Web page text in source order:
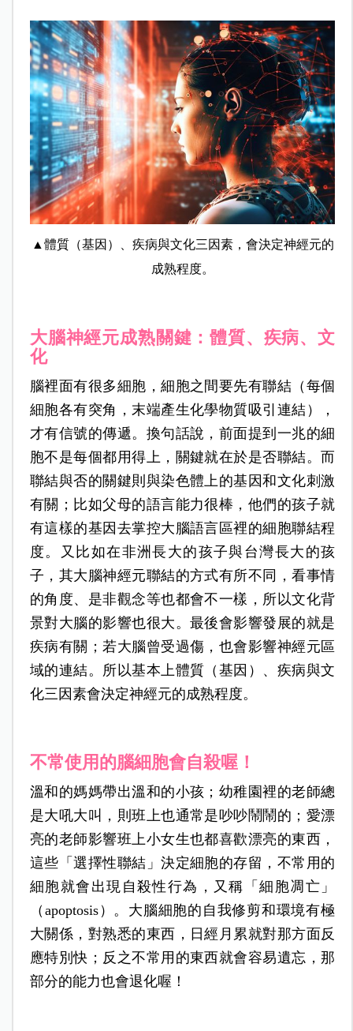
▲體質（基因）、疾病與文化三因素，會決定神經元的
成熟程度。
大腦神經元成熟關鍵：體質、疾病、文
化
腦裡面有很多細胞，細胞之間要先有聯結（每個
細胞各有突角，末端產生化學物質吸引連結），
才有信號的傳遞。換句話說，前面提到一兆的細
胞不是每個都用得上，關鍵就在於是否聯結。而
聯結與否的關鍵則與染色體上的基因和文化刺激
有關；比如父母的語言能力很棒，他們的孩子就
有這樣的基因去掌控大腦語言區裡的細胞聯結程
度。又比如在非洲長大的孩子與台灣長大的孩
子，其大腦神經元聯結的方式有所不同，看事情
的角度、是非觀念等也都會不一樣，所以文化背
景對大腦的影響也很大。最後會影響發展的就是
疾病有關；若大腦曾受過傷，也會影響神經元區
域的連結。所以基本上體質（基因）、疾病與文
化三因素會決定神經元的成熟程度。
不常使用的腦細胞會自殺喔！
溫和的媽媽帶出溫和的小孩；幼稚園裡的老師總
是大吼大叫，則班上也通常是吵吵鬧鬧的；愛漂
亮的老師影響班上小女生也都喜歡漂亮的東西，
這些「選擇性聯結」決定細胞的存留，不常用的
細胞就會出現自殺性行為，又稱「細胞凋亡」
（apoptosis）。大腦細胞的自我修剪和環境有極
大關係，對熟悉的東西，日經月累就對那方面反
應特別快；反之不常用的東西就會容易遺忘，那
部分的能力也會退化喔！